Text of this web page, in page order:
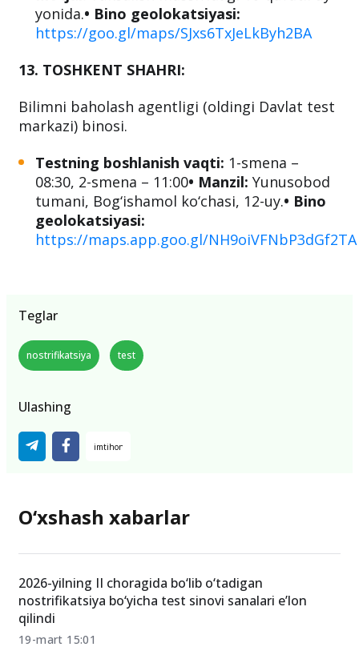
yonida.• Bino geolokatsiyasi:
https://goo.gl/maps/SJxs6TxJeLkByh2BA
13. TOSHKENT SHAHRI:
Bilimni baholash agentligi (oldingi Davlat test
markazi) binosi.
Testning boshlanish vaqti: 1-smena –
08:30, 2-smena – 11:00• Manzil: Yunusobod
tumani, Bog‘ishamol ko‘chasi, 12-uy.• Bino
geolokatsiyasi:
https://maps.app.goo.gl/NH9oiVFNbP3dGf2TA
Teglar
nostrifikatsiya test
Ulashing
O‘xshash xabarlar
2026-yilning II choragida bo‘lib o‘tadigan
nostrifikatsiya bo‘yicha test sinovi sanalari e’lon
qilindi
19-mart 15:01